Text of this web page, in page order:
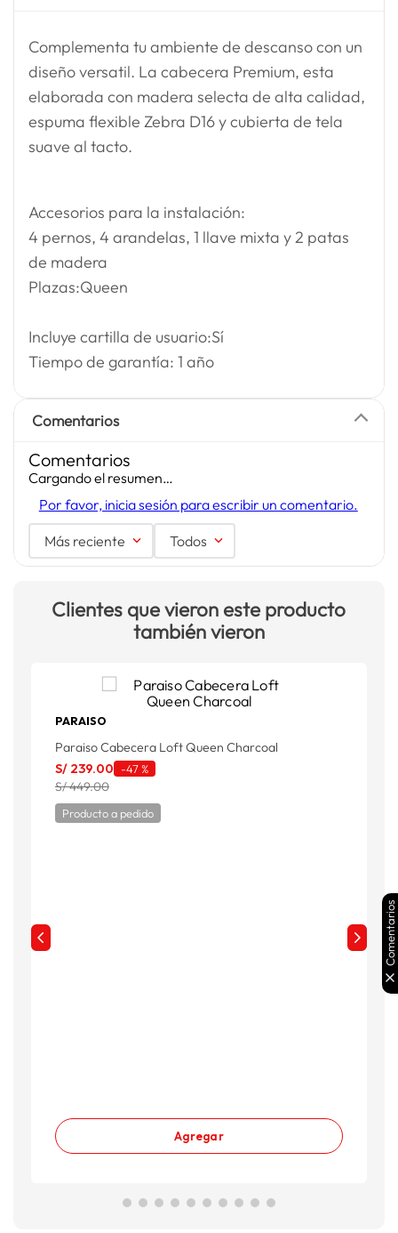
Complementa tu ambiente de descanso con un
diseño versatil. La cabecera Premium, esta
elaborada con madera selecta de alta calidad,
espuma flexible Zebra D16 y cubierta de tela
suave al tacto.
Accesorios para la instalación:
4 pernos, 4 arandelas, 1 llave mixta y 2 patas
de madera
Plazas:Queen
Incluye cartilla de usuario:Sí
Tiempo de garantía: 1 año
Comentarios
Comentarios
Cargando el resumen…
Por favor, inicia sesión para escribir un comentario.
Más reciente Todos
Clientes que vieron este producto
también vieron
PARAISO
Paraiso Cabecera Loft Queen Charcoal
S/ 239.00 -47 %
S/ 449.00
Producto a pedido
Agregar
Comentarios